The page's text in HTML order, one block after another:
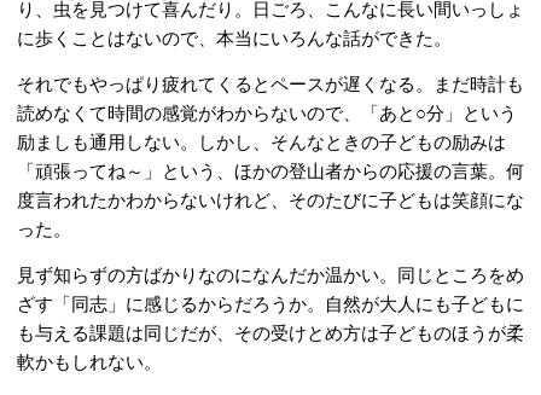
り、虫を見つけて喜んだり。日ごろ、こんなに長い間いっしょ
に歩くことはないので、本当にいろんな話ができた。
それでもやっぱり疲れてくるとペースが遅くなる。まだ時計も
読めなくて時間の感覚がわからないので、「あと○分」という
励ましも通用しない。しかし、そんなときの子どもの励みは
「頑張ってね～」という、ほかの登山者からの応援の言葉。何
度言われたかわからないけれど、そのたびに子どもは笑顔にな
った。
見ず知らずの方ばかりなのになんだか温かい。同じところをめ
ざす「同志」に感じるからだろうか。自然が大人にも子どもに
も与える課題は同じだが、その受けとめ方は子どものほうが柔
軟かもしれない。